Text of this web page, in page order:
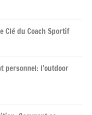
Clé du Coach Sportif
personnel: l’outdoor